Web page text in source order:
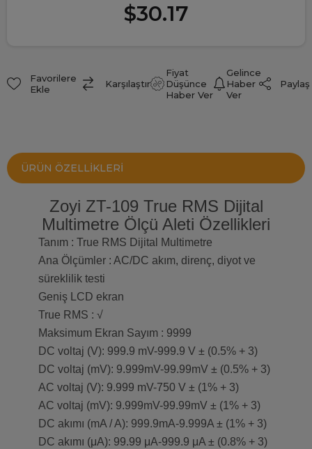
$30.17
Favorilere
Ekle
Karşılaştır
Fiyat
Düşünce
Haber Ver
Gelince
Haber
Ver
Paylaş
ÜRÜN ÖZELLIKLERI
Zoyi ZT-109 True RMS Dijital
Multimetre Ölçü Aleti Özellikleri
Tanım : True RMS Dijital Multimetre
Ana Ölçümler : AC/DC akım, direnç, diyot ve
süreklilik testi
Geniş LCD ekran
True RMS : √
Maksimum Ekran Sayım : 9999
DC voltaj (V): 999.9 mV-999.9 V ± (0.5% + 3)
DC voltaj (mV): 9.999mV-99.99mV ± (0.5% + 3)
AC voltaj (V): 9.999 mV-750 V ± (1% + 3)
AC voltaj (mV): 9.999mV-99.99mV ± (1% + 3)
DC akımı (mA / A): 999.9mA-9.999A ± (1% + 3)
DC akımı (μA): 99.99 μA-999.9 μA ± (0.8% + 3)